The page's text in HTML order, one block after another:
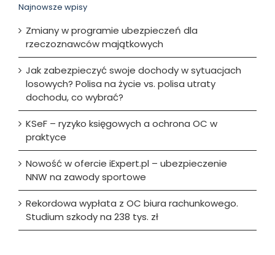
Najnowsze wpisy
Zmiany w programie ubezpieczeń dla
rzeczoznawców majątkowych
Jak zabezpieczyć swoje dochody w sytuacjach
losowych? Polisa na życie vs. polisa utraty
dochodu, co wybrać?
KSeF – ryzyko księgowych a ochrona OC w
praktyce
Nowość w ofercie iExpert.pl – ubezpieczenie
NNW na zawody sportowe
Rekordowa wypłata z OC biura rachunkowego.
Studium szkody na 238 tys. zł